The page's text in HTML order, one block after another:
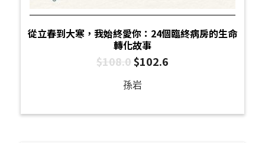
從立春到大寒，我始終愛你：24個臨終病房的生命
轉化故事
$108.0$102.6
孫岩